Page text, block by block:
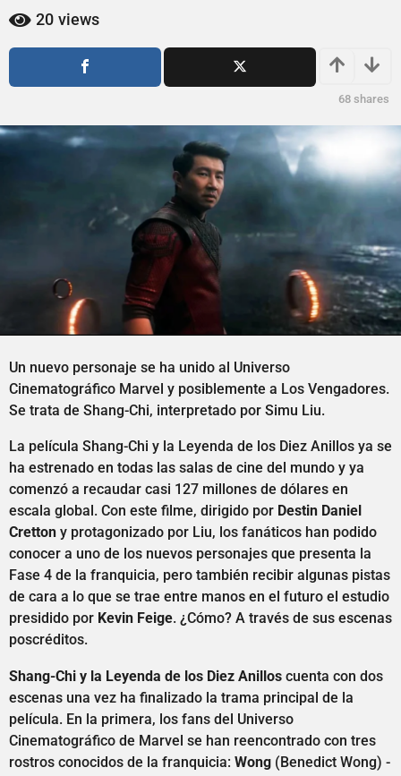
o
s
s
a
20 views
68 shares
Un nuevo personaje se ha unido al Universo
Cinematográfico Marvel y posiblemente a Los Vengadores.
Se trata de Shang-Chi, interpretado por Simu Liu.
La película Shang-Chi y la Leyenda de los Diez Anillos ya se
ha estrenado en todas las salas de cine del mundo y ya
comenzó a recaudar casi 127 millones de dólares en
escala global. Con este filme, dirigido por Destin Daniel
Cretton y protagonizado por Liu, los fanáticos han podido
conocer a uno de los nuevos personajes que presenta la
Fase 4 de la franquicia, pero también recibir algunas pistas
de cara a lo que se trae entre manos en el futuro el estudio
presidido por Kevin Feige. ¿Cómo? A través de sus escenas
poscréditos.
Shang-Chi y la Leyenda de los Diez Anillos cuenta con dos
escenas una vez ha finalizado la trama principal de la
película. En la primera, los fans del Universo
Cinematográfico de Marvel se han reencontrado con tres
rostros conocidos de la franquicia: Wong (Benedict Wong) -